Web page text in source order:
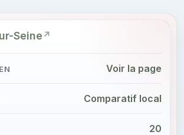
Seine
Voir la page
Comparatif local
20